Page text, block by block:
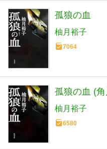
孤狼の血
柚月裕子
7064
孤狼の血 (
柚月裕子
6580